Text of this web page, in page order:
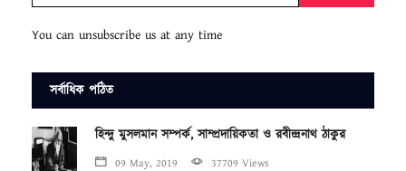
You can unsubscribe us at any time
সর্বাধিক পঠিত
হিন্দু মুসলমান সম্পর্ক, সাম্প্রদায়িকতা ও রবীন্দ্রনাথ ঠাকুর
09 May, 2019 37709 Views